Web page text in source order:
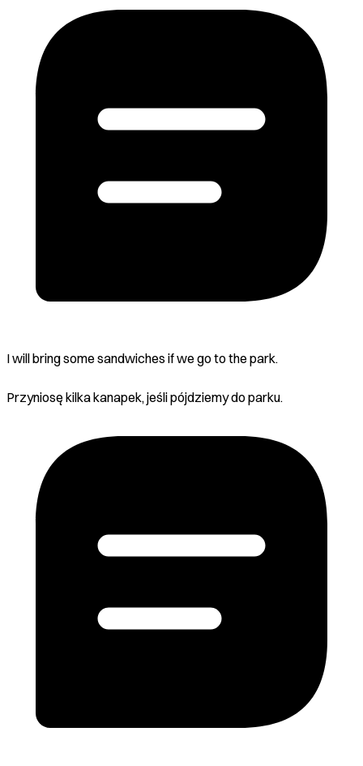
I will bring some sandwiches if we go to the park.
Przyniosę kilka kanapek, jeśli pójdziemy do parku.